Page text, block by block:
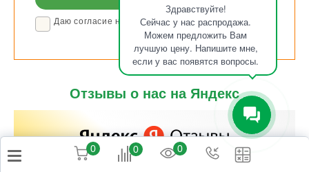
Здравствуйте!
Сейчас у нас распродажа.
Можем предложить Вам
лучшую цену. Напишите мне,
если у вас появятся вопросы.
Даю согласие на обработку персональных данных
Отзывы о нас на Яндекс
0 0 0